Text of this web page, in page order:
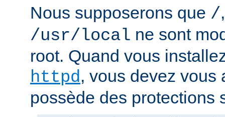
Nous supposerons que /
/usr/local ne sont
root. Quand vous
httpd, vous devez vous
possède des protections